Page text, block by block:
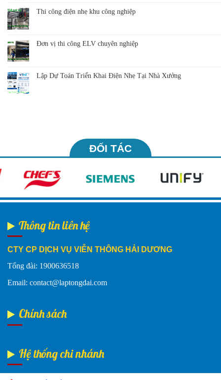
Thi công điện nhẹ khu công nghiệp
Đơn vị thi công ELV chuyên nghiệp
Lập Dự Toán Triển Khai Điện Nhẹ Tại Nhà Xưởng
ĐỐI TÁC
Thông tin liên hệ
CTY CP DỊCH VỤ VIỄN THÔNG HẢI DƯƠNG
Tổng đài: 1900636518
Email: contact@laptongdai.com
Chính sách
Hệ thống chi nhánh